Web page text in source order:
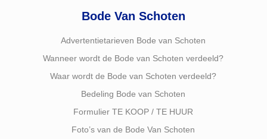
Bode Van Schoten
Advertentietarieven Bode van Schoten
Wanneer wordt de Bode van Schoten verdeeld?
Waar wordt de Bode van Schoten verdeeld?
Bedeling Bode van Schoten
Formulier TE KOOP / TE HUUR
Foto’s van de Bode Van Schoten